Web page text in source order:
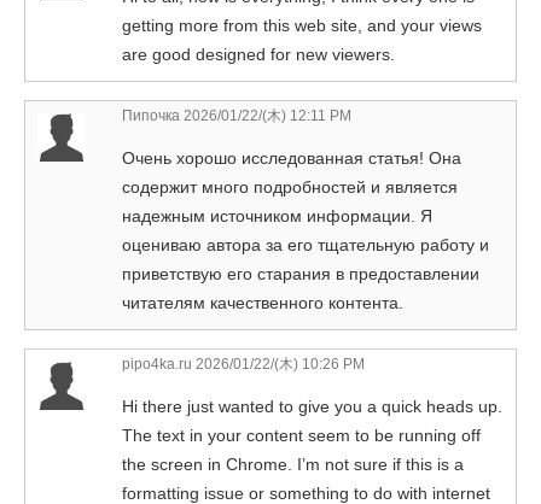
getting more from this web site, and your views
are good designed for new viewers.
Пипочка 2026/01/22/(木) 12:11 PM
Очень хорошо исследованная статья! Она
содержит много подробностей и является
надежным источником информации. Я
оцениваю автора за его тщательную работу и
приветствую его старания в предоставлении
читателям качественного контента.
pipo4ka.ru 2026/01/22/(木) 10:26 PM
Hi there just wanted to give you a quick heads up.
The text in your content seem to be running off
the screen in Chrome. I’m not sure if this is a
formatting issue or something to do with internet